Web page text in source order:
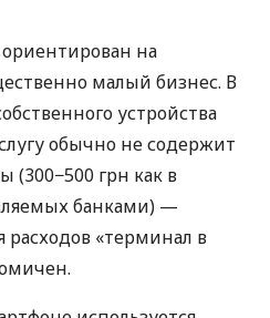
на
малый бизнес. В
устройства
обычно не содержит
(300−500 грн как в
банками) —
расходов «терминал в